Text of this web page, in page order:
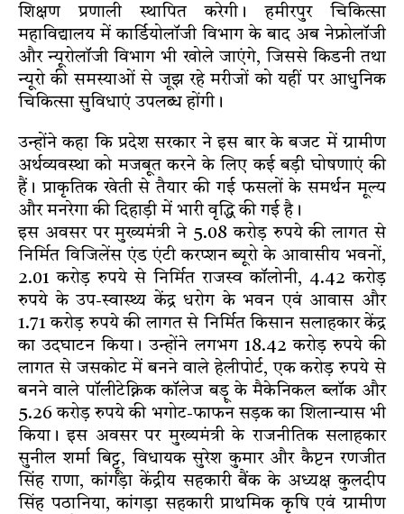
शिक्षण प्रणाली स्थापित करेगी। हमीरपुर चिकित्सा
महाविद्यालय में कार्डियोलॉजी विभाग के बाद अब नेफ्रोलॉजी
और न्यूरोलॉजी विभाग भी खोले जाएंगे, जिससे किडनी तथा
न्यूरो की समस्याओं से जूझ रहे मरीजों को यहीं पर आधुनिक
चिकित्सा सुविधाएं उपलब्ध होंगी।
उन्होंने कहा कि प्रदेश सरकार ने इस बार के बजट में ग्रामीण
अर्थव्यवस्था को मजबूत करने के लिए कई बड़ी घोषणाएं की
हैं। प्राकृतिक खेती से तैयार की गई फसलों के समर्थन मूल्य
और मनरेगा की दिहाड़ी में भारी वृद्धि की गई है।
इस अवसर पर मुख्यमंत्री ने 5.08 करोड़ रुपये की लागत से
निर्मित विजिलेंस एंड एंटी करप्शन ब्यूरो के आवासीय भवनों,
2.01 करोड़ रुपये से निर्मित राजस्व कॉलोनी, 4.42 करोड़
रुपये के उप-स्वास्थ्य केंद्र धरोग के भवन एवं आवास और
1.71 करोड़ रुपये की लागत से निर्मित किसान सलाहकार केंद्र
का उदघाटन किया। उन्होंने लगभग 18.42 करोड़ रुपये की
लागत से जसकोट में बनने वाले हेलीपोर्ट, एक करोड़ रुपये से
बनने वाले पॉलीटेक्निक कॉलेज बड़ू के मैकेनिकल ब्लॉक और
5.26 करोड़ रुपये की भगोट-फाफन सड़क का शिलान्यास भी
किया। इस अवसर पर मुख्यमंत्री के राजनीतिक सलाहकार
सुनील शर्मा बिट्टू, विधायक सुरेश कुमार और कैप्टन रणजीत
सिंह राणा, कांगड़ा केंद्रीय सहकारी बैंक के अध्यक्ष कुलदीप
सिंह पठानिया, कांगड़ा सहकारी प्राथमिक कृषि एवं ग्रामीण